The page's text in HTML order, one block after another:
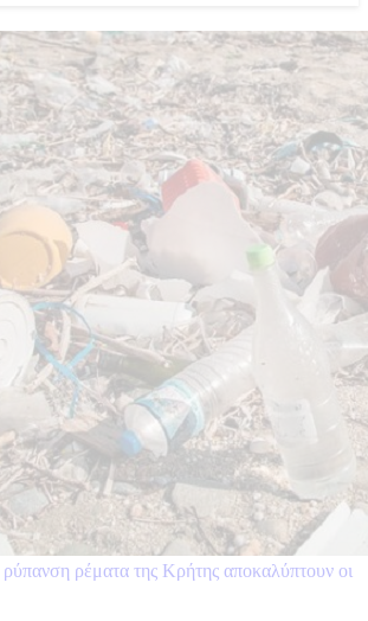
ρέματα της Κρήτης αποκαλύπτουν οι